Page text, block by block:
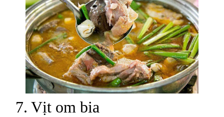
7. Vịt om bia